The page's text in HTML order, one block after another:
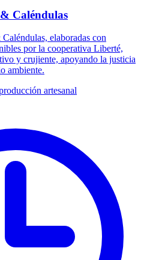
Caléndulas
elaboradas con
por la cooperativa Liberté,
y crujiente, apoyando la justicia
ambiente.
artesanal